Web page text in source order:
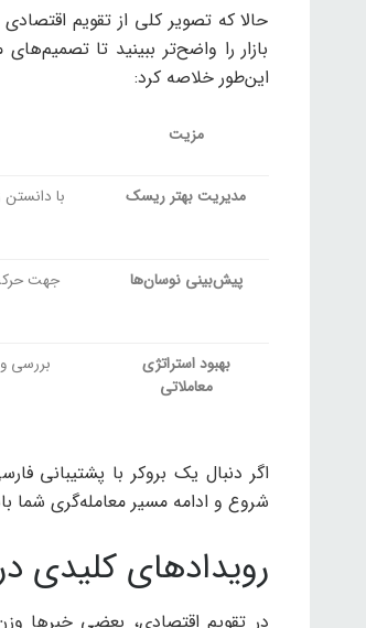
حالا که تصویر کلی از تقویم
بازار را واضح‌تر ببینید تا
این‌طور خلاصه کرد:
مزیت
مدیریت بهتر ریسک
پیش‌بینی نوسان‌ها
بهبود استراتژی
معاملاتی
.بررسی
اگر دنبال یک بروکر با پشتیبانی
شروع و ادامه مسیر معامله‌گری شما
رویدادهای کلیدی
در تقویم اقتصادی، بعضی خبرها